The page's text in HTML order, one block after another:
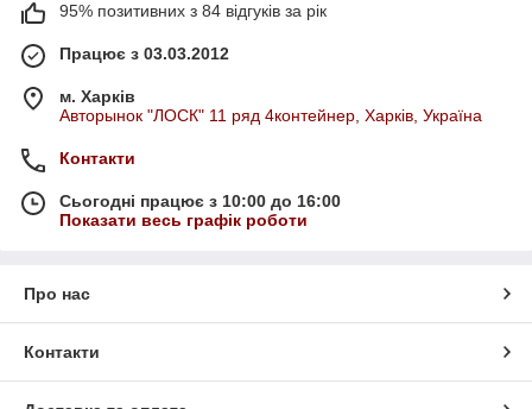
95% позитивних з 84 відгуків за рік
Працює з 03.03.2012
м. Харків
Авторынок "ЛОСК" 11 ряд 4контейнер, Харків, Україна
Контакти
Сьогодні працює з 10:00 до 16:00
Показати весь графік роботи
Про нас
Контакти